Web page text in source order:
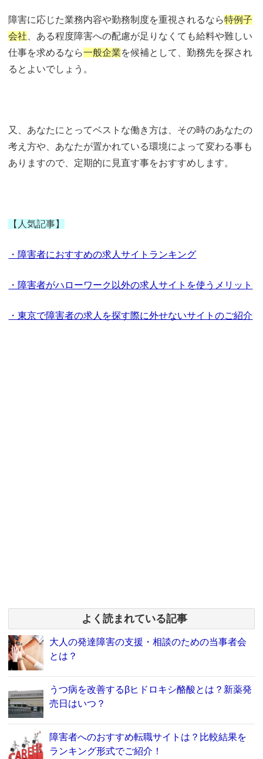
障害に応じた業務内容や勤務制度を重視されるなら特例子
会社 、ある程度障害への配慮が足りなくても給料や難しい
仕事を求めるなら一般企業を候補として、勤務先を探され
るとよいでしょう。
又、あなたにとってベストな働き方は、その時のあなたの
考え方や、あなたが置かれている環境によって変わる事も
ありますので、定期的に見直す事をおすすめします。
【人気記事】
・障害者におすすめの求人サイトランキング
・障害者がハローワーク以外の求人サイトを使うメリット
・東京で障害者の求人を探す際に外せないサイトのご紹介
よく読まれている記事
大人の発達障害の支援・相談のための当事者会
とは？
うつ病を改善するβヒドロキシ酪酸とは？新薬発
売日はいつ？
障害者へのおすすめ転職サイトは？比較結果を
ランキング形式でご紹介！